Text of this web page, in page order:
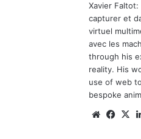
Xavier
capturer et
virtuel
avec les
through his
reality. His
use of web
bespoke
We Fa